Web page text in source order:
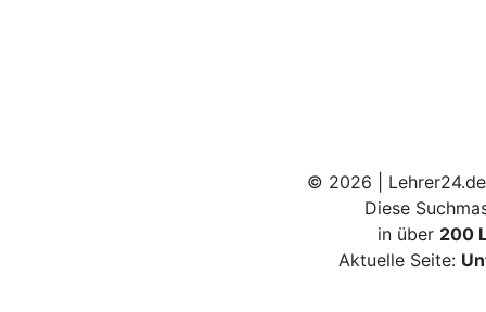
© 2026 |
Diese
in über 200
Aktuelle Seite: